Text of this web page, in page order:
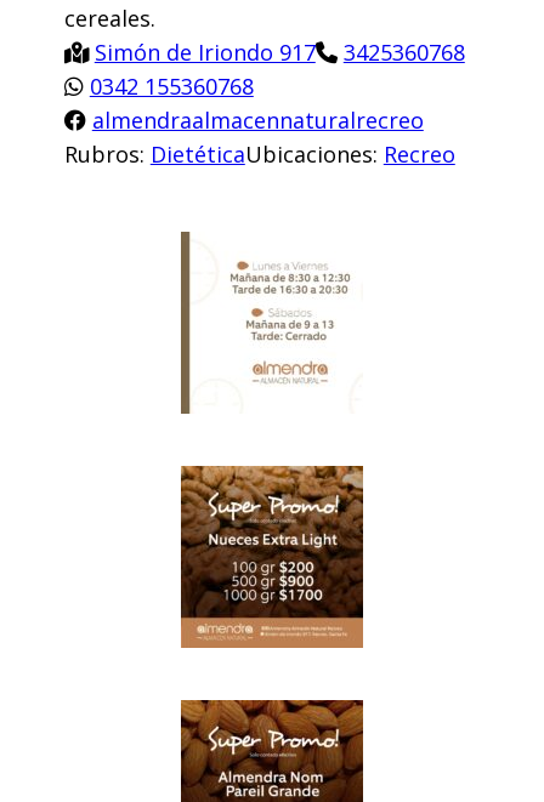
cereales.
Simón de Iriondo 917
3425360768
0342 155360768
almendraalmacennaturalrecreo
Rubros: DietéticaUbicaciones: Recreo